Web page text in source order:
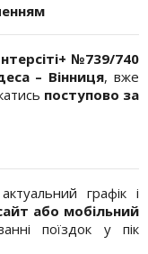
№739/740
– Вінниця, вже
поступово за
графік і
або мобільний
поїздок у пік